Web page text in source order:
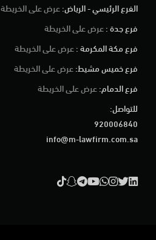
الفرع الرئيسي - الرياض: عرض على الخريطة
فرع جدة : عرض على الخريطة
فرع مكة المكرمة : عرض على الخريطة
فرع خميس مشيط: عرض على الخريطة
فرع الدمام: عرض على الخريطة
للتواصل:
920006840
info@m-lawfirm.com.sa